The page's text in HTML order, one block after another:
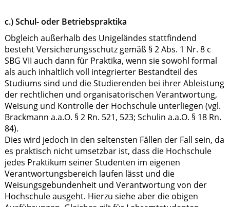
c.) Schul- oder Betriebspraktika
Obgleich außerhalb des Unigeländes stattfindend
besteht Versicherungsschutz gemäß § 2 Abs. 1 Nr. 8 c
SBG VII auch dann für Praktika, wenn sie sowohl formal
als auch inhaltlich voll integrierter Bestandteil des
Studiums sind und die Studierenden bei ihrer Ableistung
der rechtlichen und organisatorischen Verantwortung,
Weisung und Kontrolle der Hochschule unterliegen (vgl.
Brackmann a.a.O. § 2 Rn. 521, 523; Schulin a.a.O. § 18 Rn.
84).
Dies wird jedoch in den seltensten Fällen der Fall sein, da
es praktisch nicht umsetzbar ist, dass die Hochschule
jedes Praktikum seiner Studenten im eigenen
Verantwortungsbereich laufen lässt und die
Weisungsgebundenheit und Verantwortung von der
Hochschule ausgeht. Hierzu siehe aber die obigen